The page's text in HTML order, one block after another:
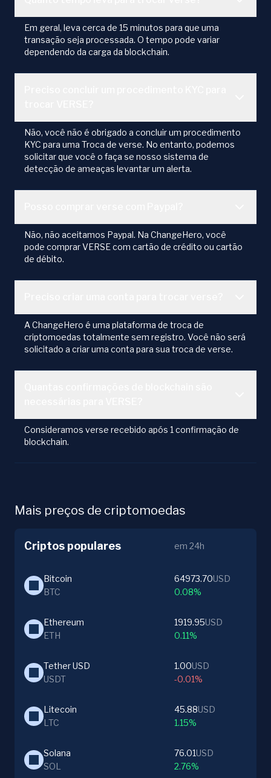
Em geral, leva cerca de 15 minutos para que uma
transação seja processada. O tempo pode variar
dependendo da carga da blockchain.
Não, você não é obrigado a concluir um procedimento
KYC para uma Troca de verse. No entanto, podemos
solicitar que você o faça se nosso sistema de
detecção de ameaças levantar um alerta.
Não, não aceitamos Paypal. Na ChangeHero, você
pode comprar VERSE com cartão de crédito ou cartão
de débito.
A ChangeHero é uma plataforma de troca de
criptomoedas totalmente sem registro. Você não será
solicitado a criar uma conta para sua troca de verse.
Consideramos verse recebido após 1 confirmação de
blockchain.
Mais preços de criptomoedas
Criptos populares em 24h
Bitcoin
BTC
64973.70USD
0.08%
Ethereum
ETH
1919.95USD
0.11%
Tether USD
USDT
1.00USD
-0.01%
Litecoin
LTC
45.88USD
1.15%
Solana
SOL
76.01USD
2.76%